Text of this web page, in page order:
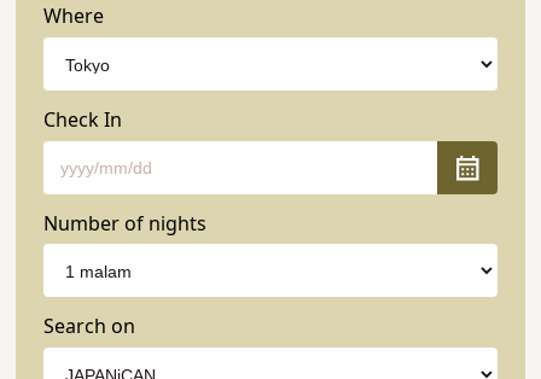
Where
Check In
Number of nights
Search on